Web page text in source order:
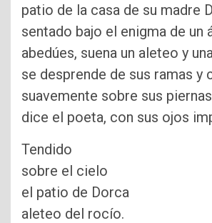
patio de la casa de su madre
sentado bajo el enigma de un
abedúes, suena un aleteo y
se desprende de sus ramas y
suavemente sobre sus
dice el poeta, con sus ojos
Tendido
sobre el cielo
el patio de Dorca
aleteo del rocío.